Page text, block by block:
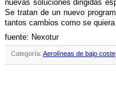
nuevas soluciones dirigidas
Se tratan de un nuevo
tantos cambios como se
fuente: Nexotur
Categoría: Aerolíneas de bajo coste